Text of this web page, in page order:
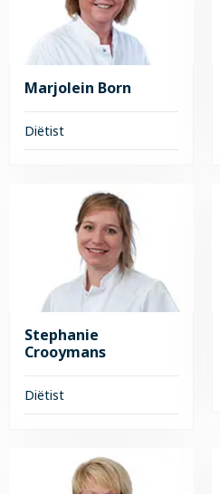
Marjolein Born
Diëtist
Stephanie
Crooymans
Diëtist